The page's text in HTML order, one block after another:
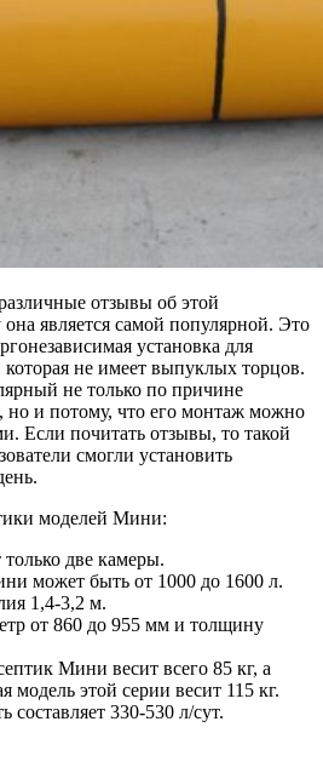
отзывы об этой
является самой популярной. Это
установка для
не имеет выпуклых торцов.
не только по причине
и потому, что его монтаж можно
Если почитать отзывы, то такой
смогли установить
моделей Мини:
две камеры.
может быть от 1000 до 1600 л.
1,4-3,2 м.
от 860 до 955 мм и толщину
Мини весит всего 85 кг, а
модель этой серии весит 115 кг.
составляет 330-530 л/сут.